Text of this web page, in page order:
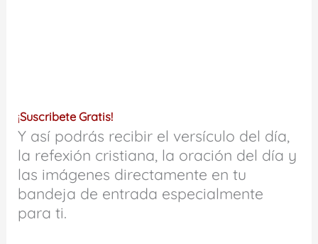
¡Suscribete Gratis!
Y así podrás recibir el versículo del día,
la refexión cristiana, la oración del día y
las imágenes directamente en tu
bandeja de entrada especialmente
para ti.